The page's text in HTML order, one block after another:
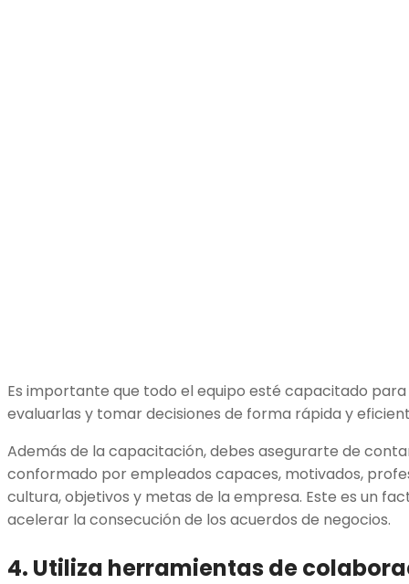
Es importante que todo el equipo esté capacitado
evaluarlas y tomar decisiones de forma rápida y
Además de la capacitación, debes asegurarte de
conformado por empleados capaces, motivados,
cultura, objetivos y metas de la empresa. Este es un
acelerar la consecución de los acuerdos de negocios.
4. Utiliza herramientas de